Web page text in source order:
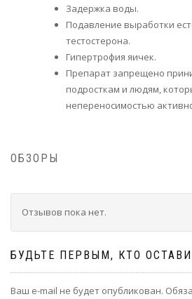
Задержка воды.
Подавление выработки
тестостерона.
Гипертрофия яичек.
Препарат запрещено
подросткам и людям,
непереносимостью
ОБЗОРЫ
Отзывов пока нет.
БУДЬТЕ ПЕРВЫМ, КТО
Ваш e-mail не будет опубликован.